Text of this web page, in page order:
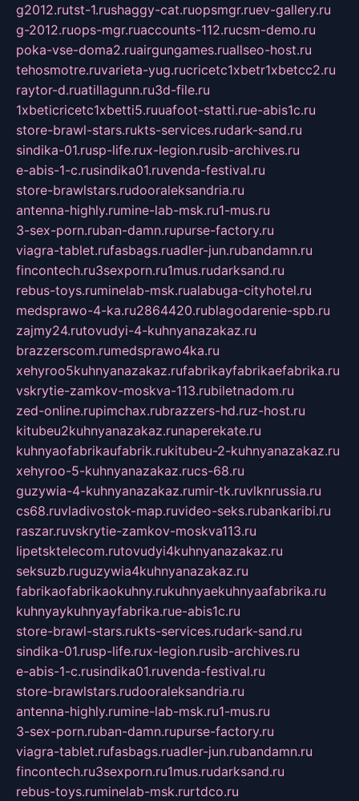
g2012.rutst-1.rushaggy-cat.ruopsmgr.ruev-gallery.ru
g-2012.ruops-mgr.ruaccounts-112.rucsm-demo.ru
poka-vse-doma2.ruairgungames.ruallseo-host.ru
tehosmotre.ruvarieta-yug.rucricetc1xbetr1xbetcc2.ru
raytor-d.ruatillagunn.ru3d-file.ru
1xbeticricetc1xbetti5.ruuafoot-statti.rue-abis1c.ru
store-brawl-stars.rukts-services.rudark-sand.ru
sindika-01.rusp-life.rux-legion.rusib-archives.ru
e-abis-1-c.rusindika01.ruvenda-festival.ru
store-brawlstars.rudooraleksandria.ru
antenna-highly.rumine-lab-msk.ru1-mus.ru
3-sex-porn.ruban-damn.rupurse-factory.ru
viagra-tablet.rufasbags.ruadler-jun.rubandamn.ru
fincontech.ru3sexporn.ru1mus.rudarksand.ru
rebus-toys.ruminelab-msk.rualabuga-cityhotel.ru
medsprawo-4-ka.ru2864420.rublagodarenie-spb.ru
zajmy24.rutovudyi-4-kuhnyanazakaz.ru
brazzerscom.rumedsprawo4ka.ru
xehyroo5kuhnyanazakaz.rufabrikayfabrikaefabrika.ru
vskrytie-zamkov-moskva-113.rubiletnadom.ru
zed-online.rupimchax.rubrazzers-hd.ruz-host.ru
kitubeu2kuhnyanazakaz.runaperekate.ru
kuhnyaofabrikaufabrik.rukitubeu-2-kuhnyanazakaz.ru
xehyroo-5-kuhnyanazakaz.rucs-68.ru
guzywia-4-kuhnyanazakaz.rumir-tk.ruvlknrussia.ru
cs68.ruvladivostok-map.ruvideo-seks.rubankaribi.ru
raszar.ruvskrytie-zamkov-moskva113.ru
lipetsktelecom.rutovudyi4kuhnyanazakaz.ru
seksuzb.ruguzywia4kuhnyanazakaz.ru
fabrikaofabrikaokuhny.rukuhnyaekuhnyaafabrika.ru
kuhnyaykuhnyayfabrika.rue-abis1c.ru
store-brawl-stars.rukts-services.rudark-sand.ru
sindika-01.rusp-life.rux-legion.rusib-archives.ru
e-abis-1-c.rusindika01.ruvenda-festival.ru
store-brawlstars.rudooraleksandria.ru
antenna-highly.rumine-lab-msk.ru1-mus.ru
3-sex-porn.ruban-damn.rupurse-factory.ru
viagra-tablet.rufasbags.ruadler-jun.rubandamn.ru
fincontech.ru3sexporn.ru1mus.rudarksand.ru
rebus-toys.ruminelab-msk.rurtdco.ru